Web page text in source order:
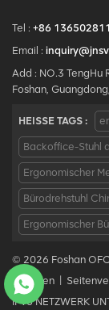
Tel : +86
Email :
Add : NO.3 TengHu
Foshan,
HEISSE TAGS :
Backoffice-Stuhl
Ergonomischer
Bürodrehstuhl
Ergonomischer
© 2026 Foshan
Bloggen
IPv6 NETZWERK